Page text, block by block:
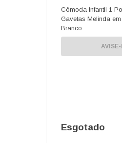
Cômoda Infantil 1
Gavetas Melinda
Branco
Esgotado